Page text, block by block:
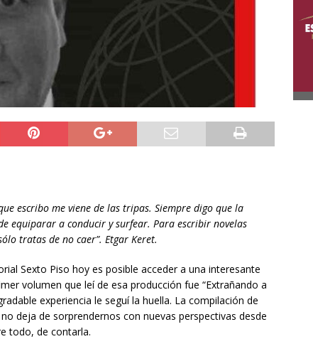
escribo me viene de las tripas. Siempre digo que la
equiparar a conducir y surfear. Para escribir novelas
tratas de no caer”. Etgar Keret.
Sexto Piso hoy es posible acceder a una interesante
volumen que leí de esa producción fue “Extrañando a
experiencia le seguí la huella. La compilación de
no deja de sorprendernos con nuevas perspectivas desde
todo, de contarla.